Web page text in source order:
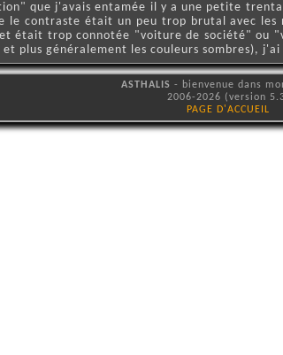
que j'avais entamée il y a une petite
contraste était un peu trop brutal avec
était trop connotée "voiture de société" ou
plus généralement les couleurs sombres),
ASTHALIS - bienvenue dans
2006-2026 (version
PAGE D'ACCUEIL